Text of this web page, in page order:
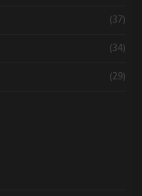
(37)
(34)
(29)